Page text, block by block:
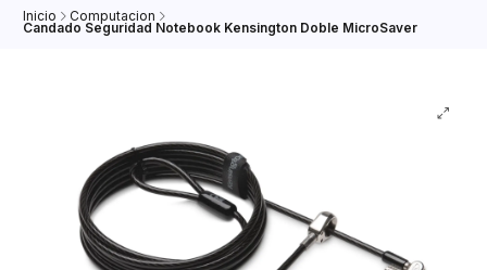
Inicio Computacion
Candado Seguridad Notebook Kensington Doble MicroSaver